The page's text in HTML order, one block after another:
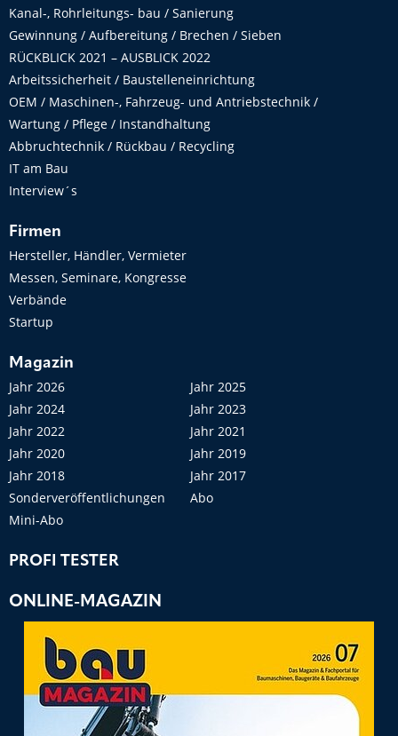
Kanal-, Rohrleitungs- bau / Sanierung
Gewinnung / Aufbereitung / Brechen / Sieben
RÜCKBLICK 2021 – AUSBLICK 2022
Arbeitssicherheit / Baustelleneinrichtung
OEM / Maschinen-, Fahrzeug- und Antriebstechnik /
Wartung / Pflege / Instandhaltung
Abbruchtechnik / Rückbau / Recycling
IT am Bau
Interview´s
Firmen
Hersteller, Händler, Vermieter
Messen, Seminare, Kongresse
Verbände
Startup
Magazin
Jahr 2026
Jahr 2025
Jahr 2024
Jahr 2023
Jahr 2022
Jahr 2021
Jahr 2020
Jahr 2019
Jahr 2018
Jahr 2017
Sonderveröffentlichungen
Abo
Mini-Abo
PROFI TESTER
ONLINE-MAGAZIN